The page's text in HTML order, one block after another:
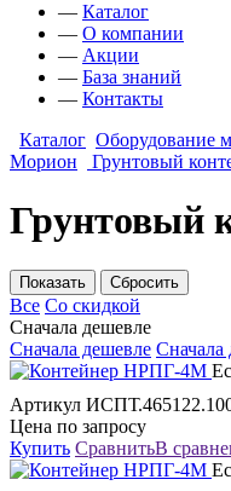
— Каталог
— О компании
— Акции
— База знаний
— Контакты
Каталог Оборудование
Морион
Грунтовый
Грунтовый
Все Со скидкой
Сначала дешевле
Сначала дешевле Сначала
Артикул
Цена по запросу
Купить СравнитьВ